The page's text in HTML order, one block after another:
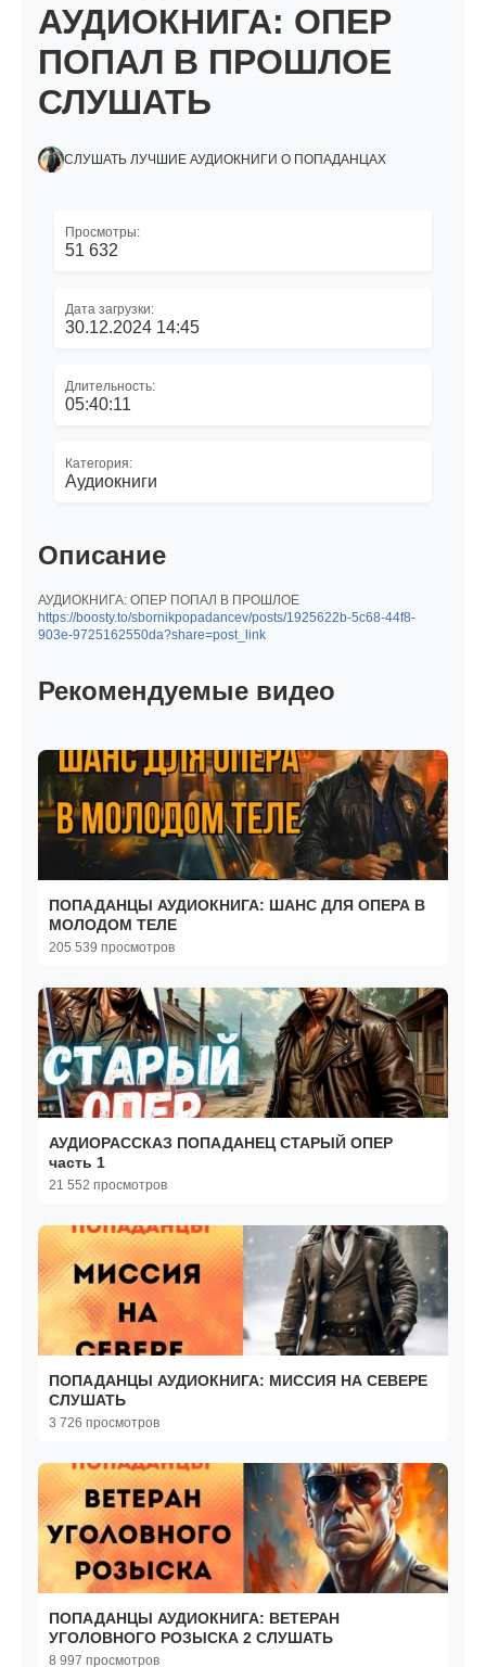
АУДИОКНИГА: ОПЕР
ПОПАЛ В ПРОШЛОЕ
СЛУШАТЬ
СЛУШАТЬ ЛУЧШИЕ АУДИОКНИГИ О ПОПАДАНЦАХ
Просмотры:
51 632
Дата загрузки:
30.12.2024 14:45
Длительность:
05:40:11
Категория:
Аудиокниги
Описание
АУДИОКНИГА: ОПЕР ПОПАЛ В ПРОШЛОЕ
https://boosty.to/sbornikpopadancev/posts/1925622b-5c68-44f8-
903e-9725162550da?share=post_link
Рекомендуемые видео
ПОПАДАНЦЫ АУДИОКНИГА: ШАНС ДЛЯ ОПЕРА В
МОЛОДОМ ТЕЛЕ
205 539 просмотров
АУДИОРАССКАЗ ПОПАДАНЕЦ СТАРЫЙ ОПЕР
часть 1
21 552 просмотров
ПОПАДАНЦЫ АУДИОКНИГА: МИССИЯ НА СЕВЕРЕ
СЛУШАТЬ
3 726 просмотров
ПОПАДАНЦЫ АУДИОКНИГА: ВЕТЕРАН
УГОЛОВНОГО РОЗЫСКА 2 CЛУШАТЬ
8 997 просмотров